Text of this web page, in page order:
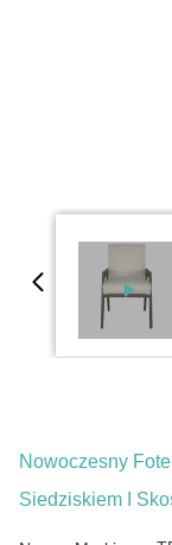
Nowoczesny
Siedziskiem I